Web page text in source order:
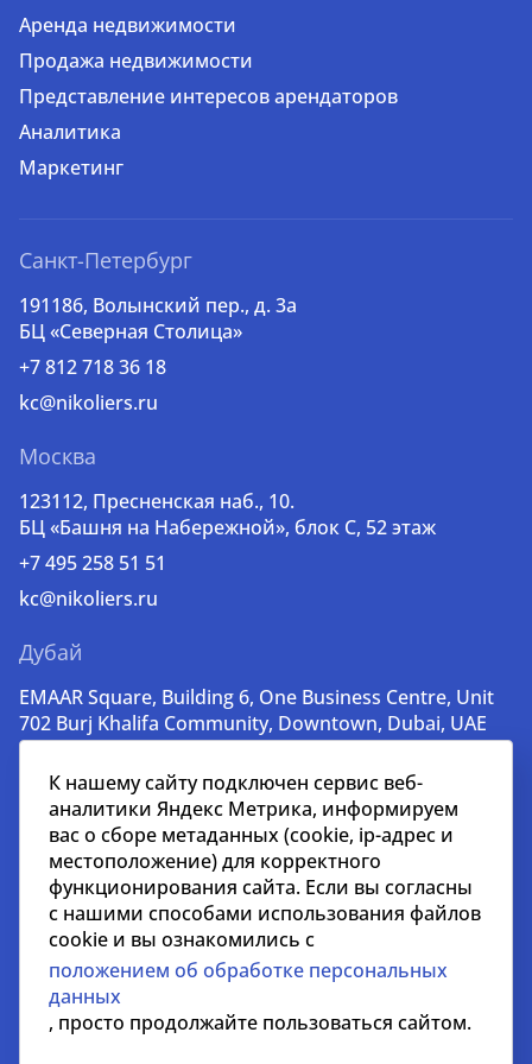
Аренда недвижимости
Продажа недвижимости
Представление интересов арендаторов
Аналитика
Маркетинг
Санкт-Петербург
191186, Волынский пер., д. 3a
БЦ «Северная Столица»
+7 812 718 36 18
kc@nikoliers.ru
Москва
123112, Пресненская наб., 10.
БЦ «Башня на Набережной», блок С, 52 этаж
+7 495 258 51 51
kc@nikoliers.ru
Дубай
EMAAR Square, Building 6, One Business Centre, Unit
702 Burj Khalifa Community, Downtown, Dubai, UAE
lead@nikoliers-global.com
© nikoliers.ru 1994 - 2026
Все права защищены
Информация, представленная на странице, носит
информативный характер и не является
распространителем рекламных материалов
Положение об обработке персональных данных
К нашему сайту подключен сервис веб-
аналитики Яндекс Метрика, информируем
вас о сборе метаданных (cookie, ip-адрес и
местоположение) для корректного
функционирования сайта. Если вы согласны
с нашими способами использования файлов
cookie и вы ознакомились с
положением об обработке персональных
данных
, просто продолжайте пользоваться сайтом.